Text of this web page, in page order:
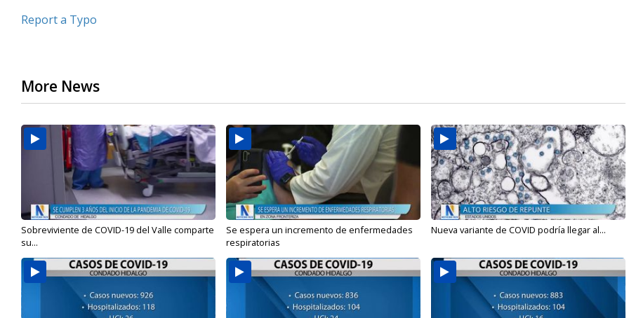
Report a Typo
More News
Sobreviviente de COVID-19 del Valle comparte
su...
Se espera un incremento de enfermedades
respiratorias
Nueva variante de COVID podría llegar al...